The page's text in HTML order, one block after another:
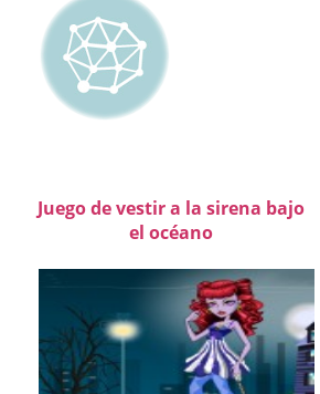
Juego de vestir a la sirena bajo
el océano